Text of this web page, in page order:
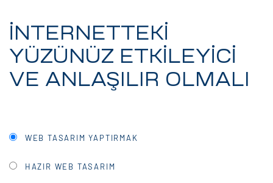
İNTERNETTEKİ
YÜZÜNÜZ ETKİLEYİCİ
VE ANLAŞILIR OLMALI
WEB TASARIM YAPTIRMAK
HAZIR WEB TASARIM